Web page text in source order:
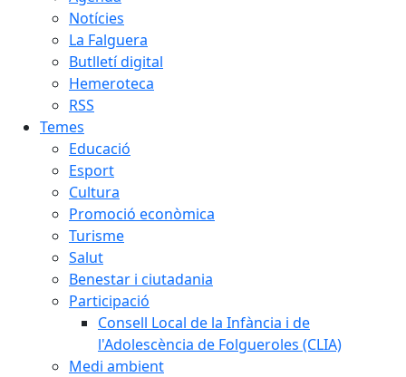
Notícies
La Falguera
Butlletí digital
Hemeroteca
RSS
Temes
Educació
Esport
Cultura
Promoció econòmica
Turisme
Salut
Benestar i ciutadania
Participació
Consell Local de la Infància i de
l'Adolescència de Folgueroles (CLIA)
Medi ambient